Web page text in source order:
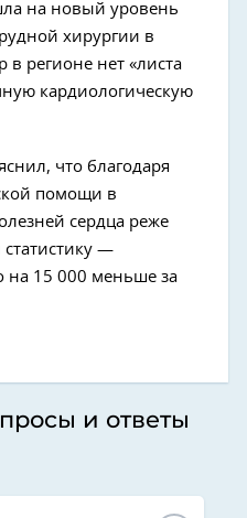
на новый уровень
хирургии в
в регионе нет «листа
кардиологическую
что благодаря
помощи в
сердца реже
—
на 15 000 меньше за
и ответы